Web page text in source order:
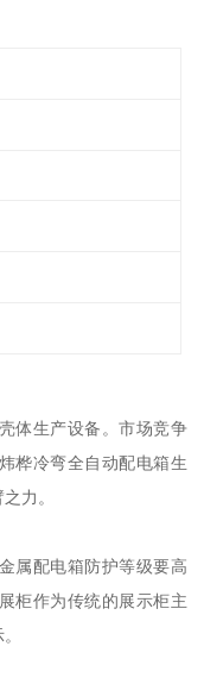
体生产设备。市场竞争
桦冷弯全自动配电箱生
力。
属配电箱防护等级要高
柜作为传统的展示柜主